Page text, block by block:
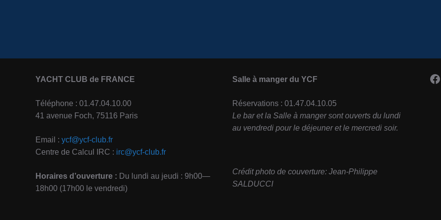
YACHT CLUB de FRANCE
Téléphone : 01.47.04.10.00
41 avenue Foch, 75116 Paris
Email : ycf@ycf-club.fr
Centre de Calcul IRC : irc@ycf-club.fr
Horaires d’ouverture : Du lundi au jeudi : 9h00—
18h00 (17h00 le vendredi)
Salle à manger du YCF
Réservations : 01.47.04.10.05
Le bar et la Salle à manger sont ouverts du lundi
au vendredi pour le déjeuner et le mercredi soir.
Crédit photo de couverture: Jean-Philippe
SALDUCCI